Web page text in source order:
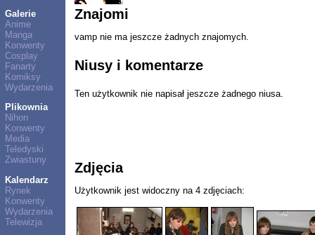
Galerie
Anime
Manga
Konwenty
Cosplay
Fanarty
Komiksy
Wydarzenia
Plikownia
Nihon
Konwenty
Media
Teledyski
Zwiastuny
Kalendarz
Rynek
Konwenty
Wydarzenia
Telewizja
Znajomi
vamp nie ma jeszcze żadnych znajomych.
Niusy i komentarze
Ten użytkownik nie napisał jeszcze żadnego niusa.
Zdjęcia
Użytkownik jest widoczny na 4 zdjęciach: